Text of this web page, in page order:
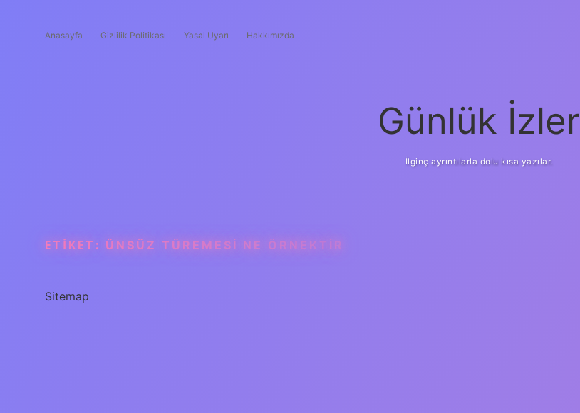
Anasayfa Gizlilik Politikası Yasal Uyarı Hakkımızda
Günlük İzler
İlginç ayrıntılarla dolu kısa yazılar.
ETIKET: ÜNSÜZ TÜREMESI NE ÖRNEKTIR
Sitemap